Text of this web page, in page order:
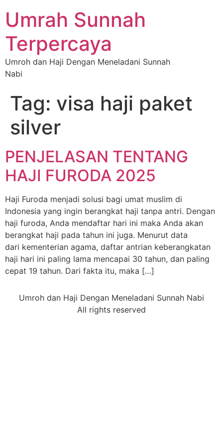
Umrah Sunnah
Terpercaya
Umroh dan Haji Dengan Meneladani Sunnah
Nabi
Tag: visa haji paket
silver
PENJELASAN TENTANG
HAJI FURODA 2025
Haji Furoda menjadi solusi bagi umat muslim di
Indonesia yang ingin berangkat haji tanpa antri. Dengan
haji furoda, Anda mendaftar hari ini maka Anda akan
berangkat haji pada tahun ini juga. Menurut data
dari kementerian agama, daftar antrian keberangkatan
haji hari ini paling lama mencapai 30 tahun, dan paling
cepat 19 tahun. Dari fakta itu, maka […]
Umroh dan Haji Dengan Meneladani Sunnah Nabi
All rights reserved